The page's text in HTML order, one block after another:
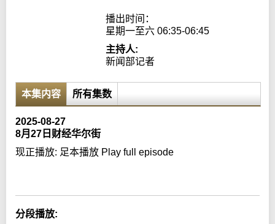
播出时间：
星期一至六 06:35-06:45
主持人:
新闻部记者
本集内容 所有集数
2025-08-27
8月27日财经华尔街
现正播放: 足本播放 Play full episode
分段播放: